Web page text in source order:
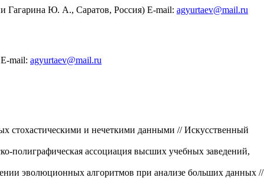
Гагарина Ю. А., Саратов, Россия) E-mail: agyurtaev@mail.ru
mail: agyurtaev@mail.ru
стохастическими и нечеткими данными // Искусственный
ассоциация высших учебных заведений,
эволюционных алгоритмов при анализе больших данных //